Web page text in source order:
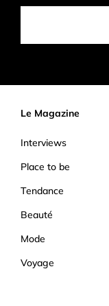
Le Magazine
Interviews
Place to be
Tendance
Beauté
Mode
Voyage